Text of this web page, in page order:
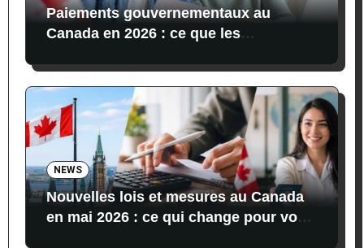
Paiements gouvernementaux au
Canada en 2026 : ce que les
NEWS
Nouvelles lois et mesures au Canada
en mai 2026 : ce qui change pour vos